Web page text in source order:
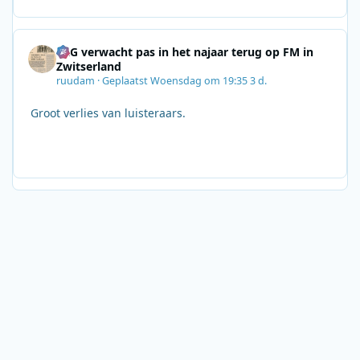
SRG verwacht pas in het najaar terug op FM in
Zwitserland
ruudam ·GeplaatstWoensdag om 19:353 d.
Groot verlies van luisteraars.